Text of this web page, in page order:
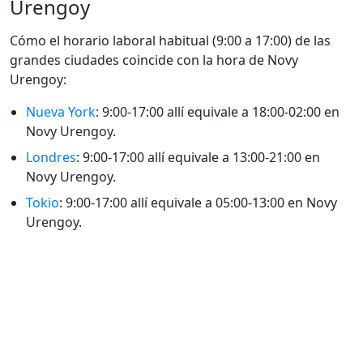
Urengoy
Cómo el horario laboral habitual (9:00 a 17:00) de las
grandes ciudades coincide con la hora de Novy
Urengoy:
Nueva York: 9:00-17:00 allí equivale a 18:00-02:00 en
Novy Urengoy.
Londres: 9:00-17:00 allí equivale a 13:00-21:00 en
Novy Urengoy.
Tokio: 9:00-17:00 allí equivale a 05:00-13:00 en Novy
Urengoy.